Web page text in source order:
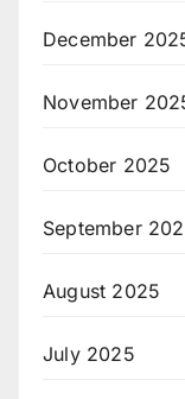
December
November
October 2025
September
August 2025
July 2025